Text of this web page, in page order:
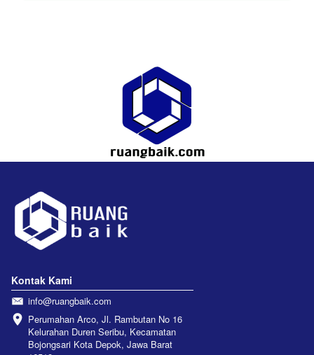
Kontak Kami
info@ruangbaik.com
Perumahan Arco, Jl. Rambutan No 16
Kelurahan Duren Seribu, Kecamatan
Bojongsari Kota Depok, Jawa Barat